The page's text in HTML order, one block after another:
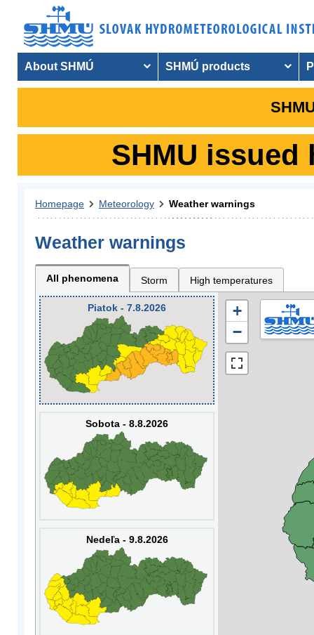
About SHMÚ SHMÚ products
SHMU
Homepage Meteorology Weather warnings
Weather warnings
All phenomena Storm High temperatures
Piatok - 7.8.2026
Sobota - 8.8.2026
Nedeľa - 9.8.2026
+
−